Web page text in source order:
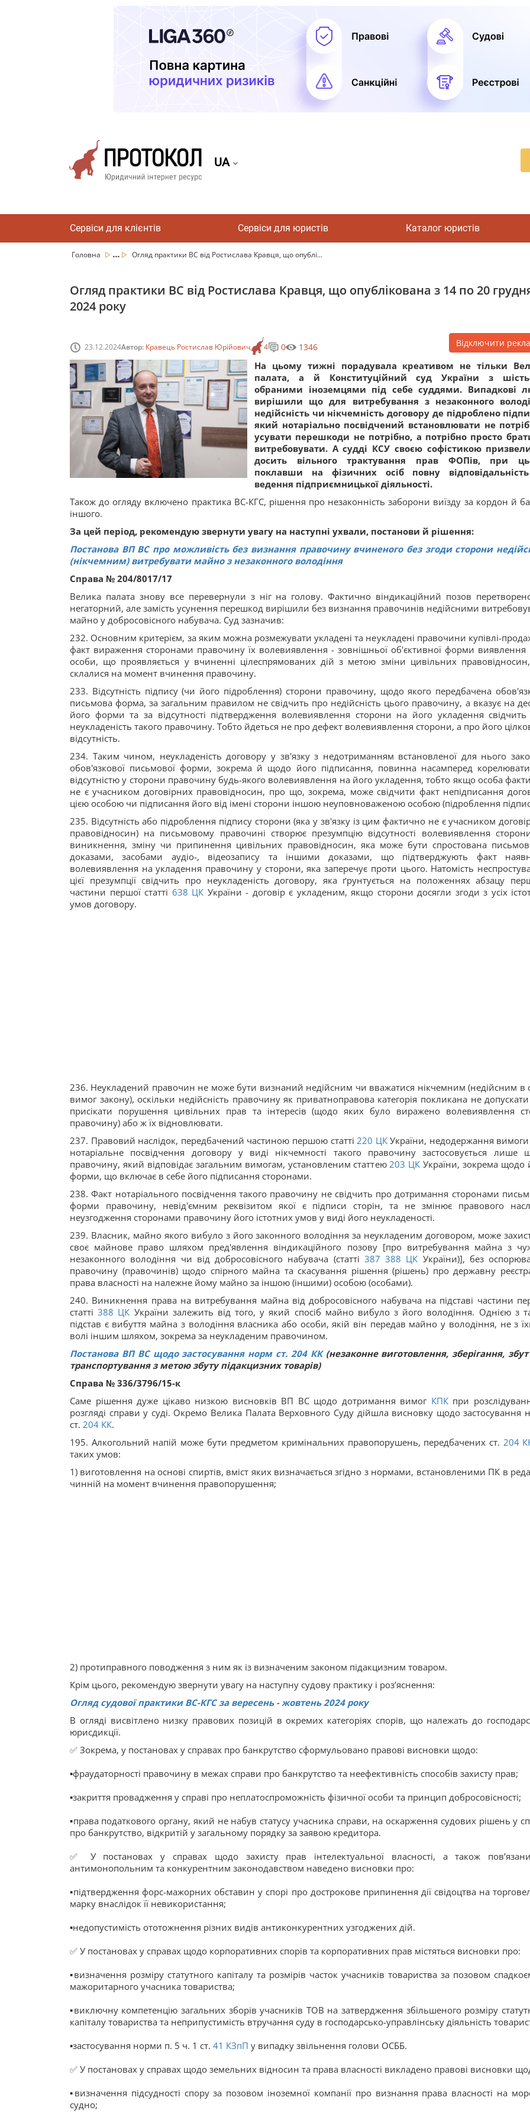
UA
Сервіси для клієнтів Сервіси для юристів Каталог юристів
Головна ... Огляд практики ВС від Ростислава Кравця, що опублі...
Огляд практики ВС від Ростислава Кравця, що опублікована з 14 по 20
2024 року
23.12.2024Автор: Кравець Ростислав Юрійович 4 0 1346 Відключити
На цьому тижні порадувала креативом не тільки
палата, а й Конституційний суд України з
обраними іноземцями під себе суддями. Випадкові
вирішили що для витребування з незаконного
недійсність чи нікчемність договору де підроблено
який нотаріально посвідчений встановлювати не
усувати перешкоди не потрібно, а потрібно просто
витребовувати. А судді КСУ своєю софістикою
досить вільного трактування прав ФОПів, при
поклавши на фізичних осіб повну
ведення підприємницької діяльності.
Також до огляду включено практика ВС-КГС, рішення про незаконність заборони виїзду за кордон й
іншого.
За цей період, рекомендую звернути увагу на наступні ухвали, постанови й рішення:
Постанова ВП ВС про можливість без визнання правочину вчиненого без згоди сторони
(нікчемним) витребувати майно з незаконного володіння
Справа № 204/8017/17
Велика палата знову все перевернули з ніг на голову. Фактично віндикаційний позов
негаторний, але замість усунення перешкод вирішили без визнання правочинів недійсними
майно у добросовісного набувача. Суд зазначив:
232. Основним критерієм, за яким можна розмежувати укладені та неукладені правочини купівлі-
факт вираження сторонами правочину їх волевиявлення - зовнішньої об'єктивної форми виявлення
особи, що проявляється у вчиненні цілеспрямованих дій з метою зміни цивільних
склалися на момент вчинення правочину.
233. Відсутність підпису (чи його підроблення) сторони правочину, щодо якого передбачена
письмова форма, за загальним правилом не свідчить про недійсність цього правочину, а вказує на
його форми та за відсутності підтвердження волевиявлення сторони на його укладення
неукладеність такого правочину. Тобто йдеться не про дефект волевиявлення сторони, а про його
відсутність.
234. Таким чином, неукладеність договору у зв'язку з недотриманням встановленої для нього
обов'язкової письмової форми, зокрема й щодо його підписання, повинна насамперед
відсутністю у сторони правочину будь-якого волевиявлення на його укладення, тобто якщо особа
не є учасником договірних правовідносин, про що, зокрема, може свідчити факт непідписання
цією особою чи підписання його від імені сторони іншою неуповноваженою особою (підроблення
235. Відсутність або підроблення підпису сторони (яка у зв'язку із цим фактично не є учасником
правовідносин) на письмовому правочині створює презумпцію відсутності волевиявлення
виникнення, зміну чи припинення цивільних правовідносин, яка може бути спростована
доказами, засобами аудіо-, відеозапису та іншими доказами, що підтверджують факт
волевиявлення на укладення правочину у сторони, яка заперечує проти цього. Натомість
цієї презумпції свідчить про неукладеність договору, яка ґрунтується на положеннях абзацу
частини першої статті 638 ЦК України - договір є укладеним, якщо сторони досягли згоди з усіх
умов договору.
236. Неукладений правочин не може бути визнаний недійсним чи вважатися нікчемним (недійсним в
вимог закону), оскільки недійсність правочину як приватноправова категорія покликана не
присікати порушення цивільних прав та інтересів (щодо яких було виражено волевиявлення
правочину) або ж їх відновлювати.
237. Правовий наслідок, передбачений частиною першою статті 220 ЦКУкраїни, недодержання
нотаріальне посвідчення договору у виді нікчемності такого правочину застосовується лише
правочину, який відповідає загальним вимогам, установленим статтею203 ЦК України, зокрема щодо
форми, що включає в себе його підписання сторонами.
238. Факт нотаріального посвідчення такого правочину не свідчить про дотримання сторонами
форми правочину, невід'ємним реквізитом якої є підписи сторін, та не змінює правового
неузгодження сторонами правочину його істотних умов у виді його неукладеності.
239. Власник, майно якого вибуло з його законного володіння за неукладеним договором, може
своє майнове право шляхом пред'явлення віндикаційного позову [про витребування майна з
незаконного володіння чи від добросовісного набувача (статті 387 388 ЦК України)], без
правочину (правочинів) щодо спірного майна та скасування рішення (рішень) про державну
права власності на належне йому майно за іншою (іншими) особою (особами).
240. Виникнення права на витребування майна від добросовісного набувача на підставі частини
статті 388 ЦК України залежить від того, у який спосіб майно вибуло з його володіння. Однією з
підстав є вибуття майна з володіння власника або особи, якій він передав майно у володіння, не з
волі іншим шляхом, зокрема за неукладеним правочином.
Постанова ВП ВС щодо застосування норм ст. 204 КК(незаконне виготовлення, зберігання,
транспортування з метою збуту підакцизних товарів)
Справа № 336/3796/15-к
Саме рішення дуже цікаво низкою висновків ВП ВС щодо дотримання вимог КПКпри
розгляді справи у суді. Окремо Велика Палата Верховного Суду дійшла висновку щодо застосування
ст. 204 КК.
195. Алкогольний напій може бути предметом кримінальних правопорушень, передбачених ст. 204
таких умов:
1) виготовлення на основі спиртів, вміст яких визначається згідно з нормами, встановленими ПК в
чинній на момент вчинення правопорушення;
2) протиправного поводження з ним як із визначеним законом підакцизним товаром.
Крім цього, рекомендую звернути увагу на наступну судову практику і роз’яснення:
Огляд судової практики ВС-КГС за вересень - жовтень 2024 року
В огляді висвітлено низку правових позицій в окремих категоріях спорів, що належать до
юрисдикції.
✅ Зокрема, у постановах у справах про банкрутство сформульовано правові висновки щодо:
▪️фраудаторності правочину в межах справи про банкрутство та неефективність способів захисту прав;
▪️закриття провадження у справі про неплатоспроможність фізичної особи та принцип добросовісності;
▪️права податкового органу, який не набув статусу учасника справи, на оскарження судових рішень у
про банкрутство, відкритій у загальному порядку за заявою кредитора.
✅ У постановах у справах щодо захисту прав інтелектуальної власності, а також
антимонопольним та конкурентним законодавством наведено висновки про:
▪️підтвердження форс-мажорних обставин у спорі про дострокове припинення дії свідоцтва на
марку внаслідок її невикористання;
▪️недопустимість ототожнення різних видів антиконкурентних узгоджених дій.
✅ У постановах у справах щодо корпоративних спорів та корпоративних прав містяться висновки про:
▪️визначення розміру статутного капіталу та розмірів часток учасників товариства за позовом
мажоритарного учасника товариства;
▪️виключну компетенцію загальних зборів учасників ТОВ на затвердження збільшеного розміру
капіталу товариства та неприпустимість втручання суду в господарсько-управлінську діяльність
▪️застосування норми п. 5 ч. 1 ст. 41 КЗпП у випадку звільнення голови ОСББ.
✅ У постановах у справах щодо земельних відносин та права власності викладено правові висновки
▪️визначення підсудності спору за позовом іноземної компанії про визнання права власності на
судно;